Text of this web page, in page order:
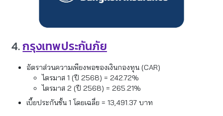
4.กรุงเทพประกันภัย
อัตราส่วนความเพียงพอของเงินกองทุน (CAR)
ไตรมาส 1 (ปี 2568) = 242.72%
ไตรมาส 2 (ปี 2568) = 265.21%
เบี้ยประกันชั้น 1 โดยเฉลี่ย = 13,491.37 บาท